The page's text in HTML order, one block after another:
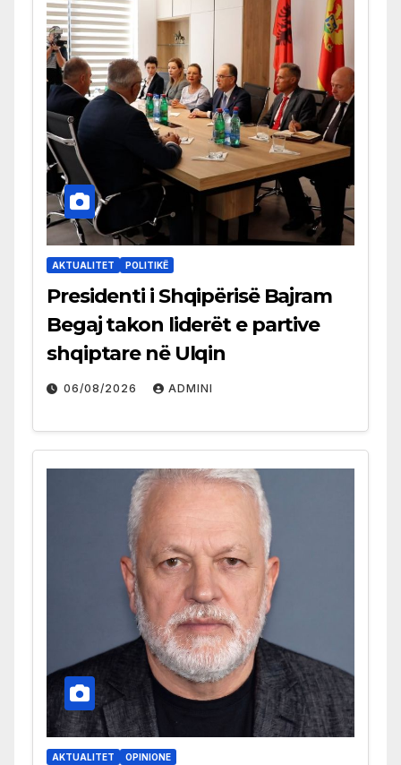
AKTUALITET POLITIKË
Presidenti i Shqipërisë Bajram
Begaj takon liderët e partive
shqiptare në Ulqin
06/08/2026 ADMINI
AKTUALITET OPINIONE